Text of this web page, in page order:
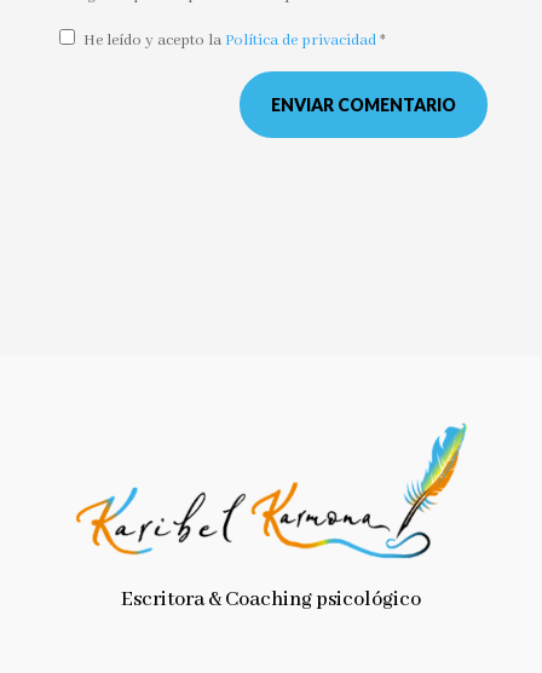
He leído y acepto la Política de privacidad*
ENVIAR COMENTARIO
Escritora & Coaching psicológico